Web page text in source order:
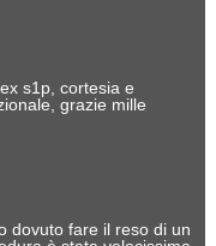
s1p, cortesia e
grazie mille
dovuto fare il reso di un